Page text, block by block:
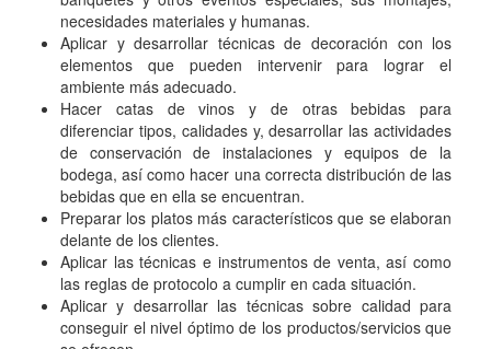
necesidades materiales y humanas.
Aplicar y desarrollar técnicas de decoración con los
elementos que pueden intervenir para lograr el
ambiente más adecuado.
Hacer catas de vinos y de otras bebidas para
diferenciar tipos, calidades y, desarrollar las actividades
de conservación de instalaciones y equipos de la
bodega, así como hacer una correcta distribución de las
bebidas que en ella se encuentran.
Preparar los platos más característicos que se elaboran
delante de los clientes.
Aplicar las técnicas e instrumentos de venta, así como
las reglas de protocolo a cumplir en cada situación.
Aplicar y desarrollar las técnicas sobre calidad para
conseguir el nivel óptimo de los productos/servicios que